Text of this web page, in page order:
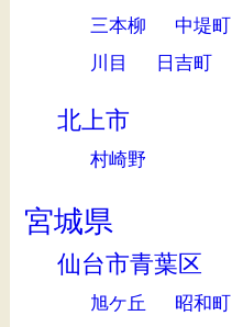
三本柳 中堤町
川目
日吉町
北上市
村崎野
宮城県
仙台市青葉区
旭ケ丘 昭和町